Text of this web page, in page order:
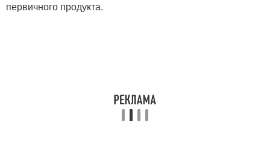
первичного продукта.